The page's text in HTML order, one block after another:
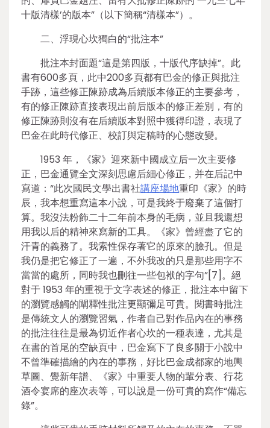
十版清樣’的版本”（以下簡稱“清樣本”）。
二、浮現心坎獨白的“批注本”
批注本封面題“這是第四版，十版代序缺掉”。此
書有600多頁，此中200多頁都有巴金的修正與批注
手跡，這些修正陳跡成為后續版本修正的主要參考，
有的修正陳跡直接表現出前后版本的修正差別，有的
修正陳跡則沒有在后續版本對照中獲得印證，表現了
巴金在此時代修正、校訂與定稿時的心態改變。
1953 年，《家》迎來新中國成立后一次主要修
正，巴金通覽全文深刻思慮后細心修正，并在后記中
寫道：“此次國民文學出書社講座場地重印《家》的時
辰，我本想重寫這本小說，可是我終于廢棄了這個打
算。我沒法粉飾二十二年前本身的毛病，並且我還想
用我以后的精神來寫新的工具。《家》曾經盡了它的
汗青的義務了。我索性保存著它的原來的臉孔。但是
我仍是把它修正了一遍，不外我改的只是那些用字不
當當的處所，同時我也刪往一些包袱的字句”[7]。絕
對于 1953 年的重視于文字表述的修正，批注本中留下
的瀏覽感觸的闡釋性批注更顯彌足可貴。閱書時批注
是傳統文人的瀏覽習氣，作者自己對作品內在的事務
的批注往往是最為切近作者心坎的一種表達，尤其是
在書的首尾的空缺頁中，巴金寫下了良多關于小說中
不曾準確描繪的內在的事務，好比巴金成都家的地輿
草圖、覺新年譜、《家》中重要人物的輩分表、行花
酒令宴席的座次表等，可以說是一份可貴的寫作“備忘
錄”。